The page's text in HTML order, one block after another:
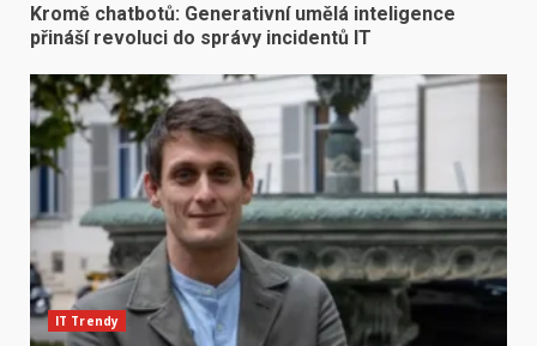
Kromě chatbotů: Generativní umělá inteligence
přináší revoluci do správy incidentů IT
IT Trendy